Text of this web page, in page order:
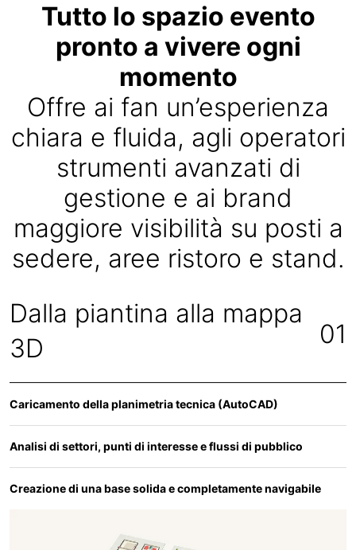
Tutto lo spazio evento
pronto a vivere ogni
momento
Offre ai fan un’esperienza
chiara e fluida, agli operatori
strumenti avanzati di
gestione e ai brand
maggiore visibilità su posti a
sedere, aree ristoro e stand.
Dalla piantina alla mappa
3D
01
Caricamento della planimetria tecnica (AutoCAD)
Analisi di settori, punti di interesse e flussi di pubblico
Creazione di una base solida e completamente navigabile